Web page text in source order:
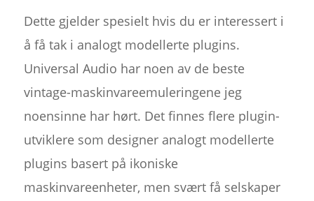
Dette gjelder spesielt hvis du er interessert i
å få tak i analogt modellerte plugins.
Universal Audio har noen av de beste
vintage-maskinvareemuleringene jeg
noensinne har hørt. Det finnes flere plugin-
utviklere som designer analogt modellerte
plugins basert på ikoniske
maskinvareenheter, men svært få selskaper